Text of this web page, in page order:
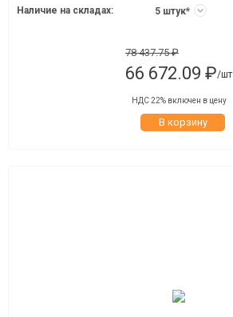
Наличие на складах:
5 штук*
78 437.75 ₽
66 672.09 ₽/шт
НДС 22% включен в цену
В корзину